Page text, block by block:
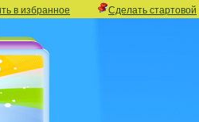
в избранное Сделать стартовой